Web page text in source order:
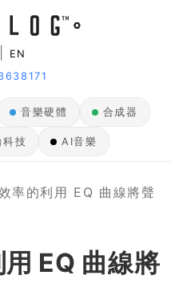
EN
音樂硬體 合成器
科技 AI音樂
率的利用 EQ 曲線將聲
EQ 曲線將